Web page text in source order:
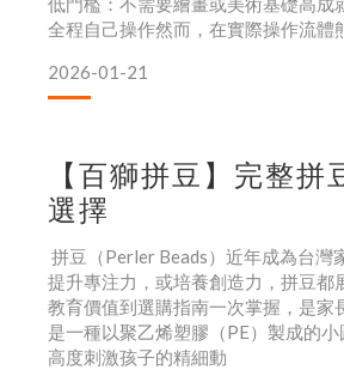
全程自己操作然而，在實際操作流體
2026-01-21
【百獅拼豆】完整
選擇
拼豆（Perler Beads）近年成為台灣
提升專注力，或培養創造力，拼豆都
教育價值到選購指南一次掌握，是家
是一種以聚乙烯塑膠（PE）製成的
高度刺激孩子的精細動